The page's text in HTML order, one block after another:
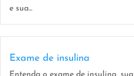
e sua...
Exame de insulina